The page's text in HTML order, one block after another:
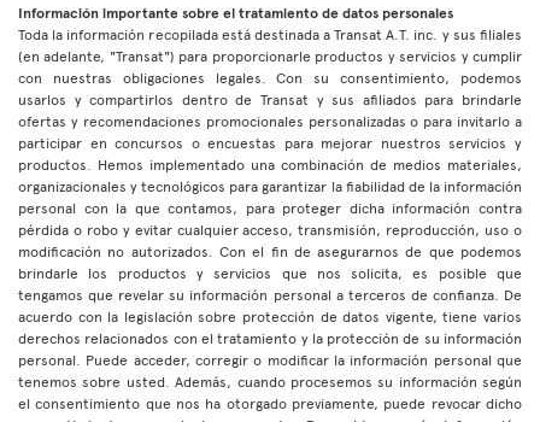
Información importante sobre el tratamiento de datos personales
Toda la información recopilada está destinada a Transat A.T. inc. y sus filiales
(en adelante, "Transat") para proporcionarle productos y servicios y cumplir
con nuestras obligaciones legales. Con su consentimiento, podemos
usarlos y compartirlos dentro de Transat y sus afiliados para brindarle
ofertas y recomendaciones promocionales personalizadas o para invitarlo a
participar en concursos o encuestas para mejorar nuestros servicios y
productos. Hemos implementado una combinación de medios materiales,
organizacionales y tecnológicos para garantizar la fiabilidad de la información
personal con la que contamos, para proteger dicha información contra
pérdida o robo y evitar cualquier acceso, transmisión, reproducción, uso o
modificación no autorizados. Con el fin de asegurarnos de que podemos
brindarle los productos y servicios que nos solicita, es posible que
tengamos que revelar su información personal a terceros de confianza. De
acuerdo con la legislación sobre protección de datos vigente, tiene varios
derechos relacionados con el tratamiento y la protección de su información
personal. Puede acceder, corregir o modificar la información personal que
tenemos sobre usted. Además, cuando procesemos su información según
el consentimiento que nos ha otorgado previamente, puede revocar dicho